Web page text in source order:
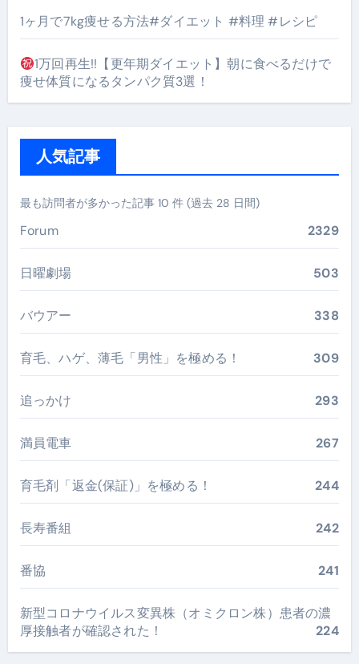
1ヶ月で7kg痩せる方法#ダイエット #料理 #レシピ
1万回再生!!【更年期ダイエット】朝に食べるだけで
痩せ体質になるタンパク質3選！
人気記事
最も訪問者が多かった記事 10 件 (過去 28 日間)
Forum 2329
日曜劇場 503
バウアー 338
育毛、ハゲ、薄毛「男性」を極める！ 309
追っかけ 293
満員電車 267
育毛剤「返金(保証)」を極める！ 244
長寿番組 242
番協 241
新型コロナウイルス変異株（オミクロン株）患者の濃
厚接触者が確認された！
224